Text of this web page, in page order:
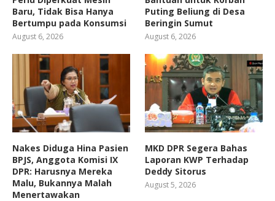
Baru, Tidak Bisa Hanya
Bertumpu pada Konsumsi
August 6, 2026
Puting Beliung di Desa
Beringin Sumut
August 6, 2026
Nakes Diduga Hina Pasien
BPJS, Anggota Komisi IX
DPR: Harusnya Mereka
Malu, Bukannya Malah
Menertawakan
MKD DPR Segera Bahas
Laporan KWP Terhadap
Deddy Sitorus
August 5, 2026